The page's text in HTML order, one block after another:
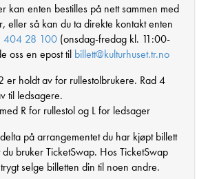
kan enten bestilles på nett sammen med
eller så kan du ta direkte kontakt enten
404 28 100 (onsdag-fredag kl. 11:00-
oss en epost til billett@kulturhuset.tr.no
er holdt av for rullestolbrukere. Rad 4
til ledsagere.
R for rullestol og L for ledsager
på arrangementet du har kjøpt billett
bruker TicketSwap. Hos TicketSwap
selge billetten din til noen andre.